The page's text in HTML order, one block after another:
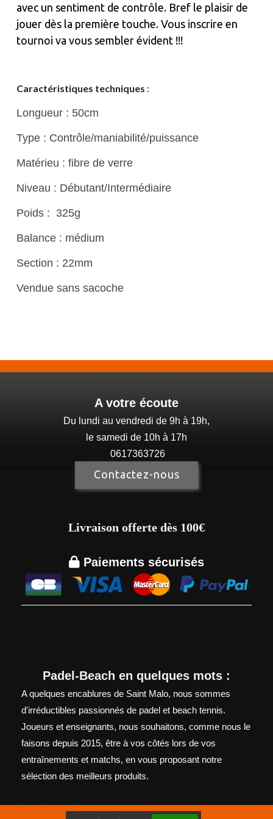
avec un sentiment de contrôle. Bref le plaisir de
jouer dès la première touche. Vous inscrire en
tournoi va vous sembler évident !!!
Caractéristiques techniques :
Longueur : 50cm
Type : Contrôle/maniabilité/puissance
Matérieu : fibre de verre
Niveau : Débutant/Intermédiaire
Poids : 325g
Balance : médium
Section : 22mm
Vendue sans sacoche
A votre écoute
Du lundi au vendredi de 9h à 19h,
le samedi de 10h à 17h
0617363726
Contactez-nous
Livraison offerte dès 100€
 Paiements sécurisés
Padel-Beach en quelques mots :
A quelques encablures de Saint Malo, nous sommes
d'irréductibles passionnés de padel et beach tennis.
Joueurs et enseignants, nous souhaitons, comme nous le
faisons depuis 2015, être à vos côtés lors de vos
entraînements et matchs, en vous proposant notre
sélection des meilleurs produits.